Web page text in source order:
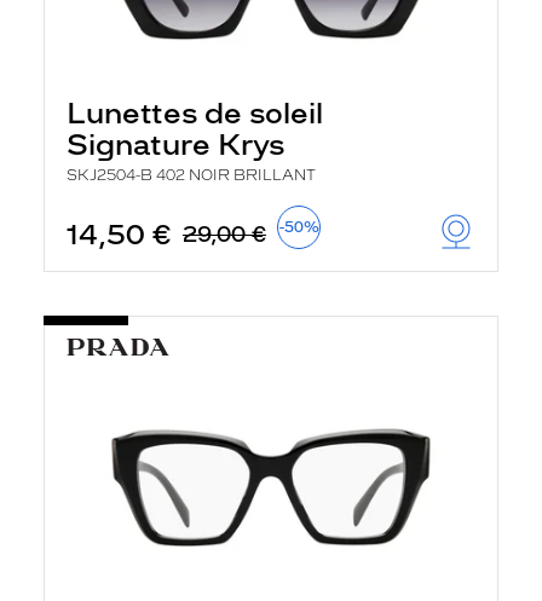
Lunettes de soleil
Signature Krys
SKJ2504-B 402 NOIR BRILLANT
14,50 € 29,00 € -50%